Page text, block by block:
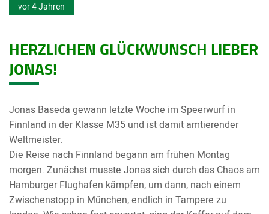
vor 4 Jahren
HERZLICHEN GLÜCKWUNSCH LIEBER
JONAS!
Jonas Baseda gewann letzte Woche im Speerwurf in
Finnland in der Klasse M35 und ist damit amtierender
Weltmeister.
Die Reise nach Finnland begann am frühen Montag
morgen. Zunächst musste Jonas sich durch das Chaos am
Hamburger Flughafen kämpfen, um dann, nach einem
Zwischenstopp in München, endlich in Tampere zu